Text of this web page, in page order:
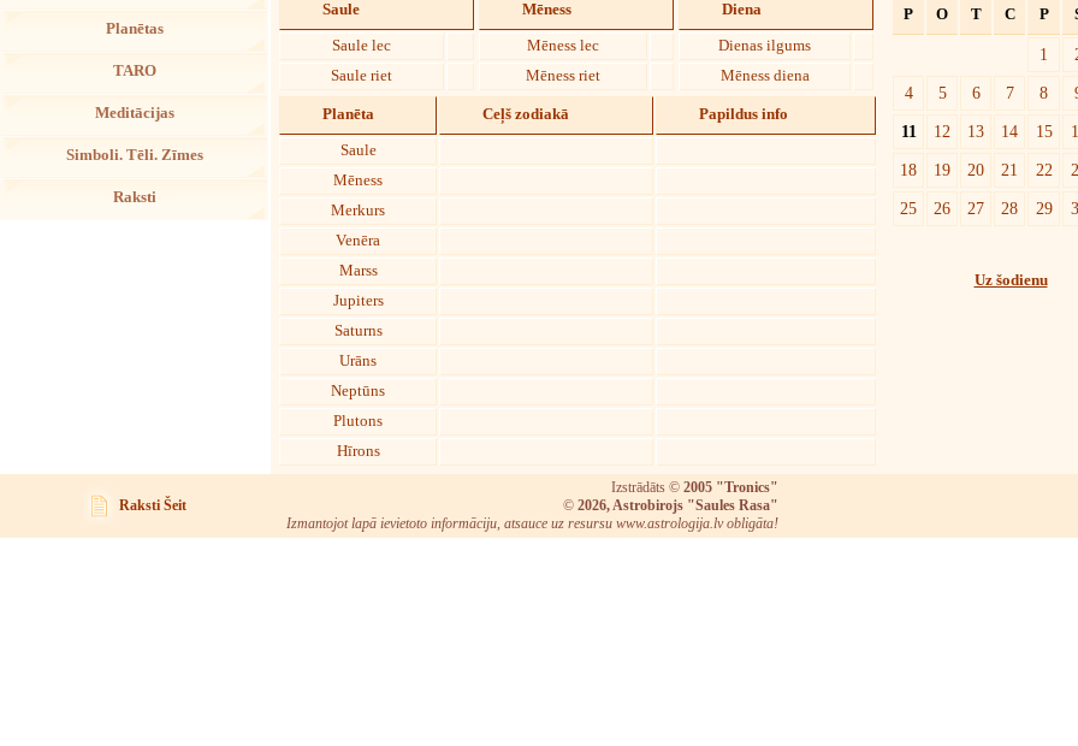
Planētas
TARO
Meditācijas
Simboli. Tēli. Zīmes
Raksti
Saule
Saule lec
Saule riet
Mēness
Mēness lec
Mēness riet
Diena
Dienas ilgums
Mēness diena
Planēta Ceļš zodiakā Papildus info
Saule
Mēness
Merkurs
Venēra
Marss
Jupiters
Saturns
Urāns
Neptūns
Plutons
Hīrons
P O T C P
1
4
5 6 7 8
11
12 13 14 15
18
19 20 21 22
25
26 27 28 29
Uz šodienu
Raksti Šeit
Izstrādāts © 2005 "Tronics"
© 2026, Astrobirojs "Saules Rasa"
Izmantojot lapā ievietoto informāciju, atsauce uz resursu www.astrologija.lv obligāta!